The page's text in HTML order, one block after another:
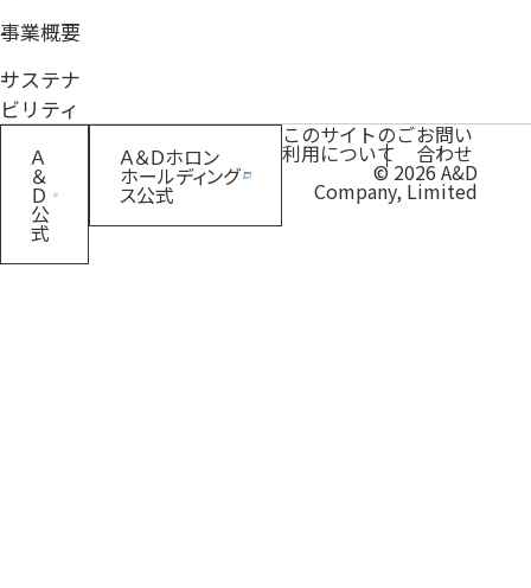
事業概要
サステナ
ビリティ
Ａ
＆
Ｄ
公
式
Ａ＆Ｄホロン
ホールディング
ス公式
このサイトのご
利用について
お問い
合わせ
© 2026 A&D
Company, Limited